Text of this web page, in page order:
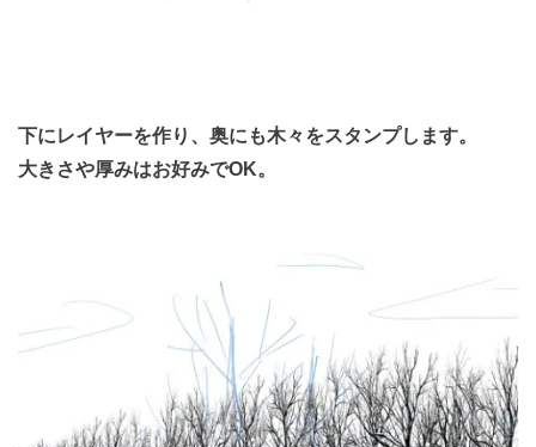
下にレイヤーを作り、奥にも木々をスタンプします。
大きさや厚みはお好みでOK。